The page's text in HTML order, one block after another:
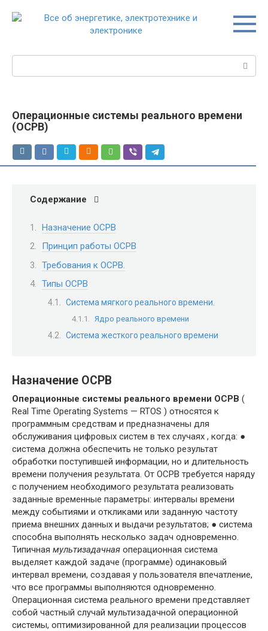
Операционные системы реального времени
(ОСРВ)
Содержание
Назначение ОСРВ
Принцип работы ОСРВ
Требования к ОСРВ.
Типы ОСРВ
Система мягкого реального времени.
Ядро реального времени
Система жесткого реального времени
Назначение ОСРВ
Операционные системы реального времени ОСРВ (
Real Time Operating Systems — RTOS ) относятся к
программным средствам и предназна­чены для
обслуживания цифровых систем в тех случаях , когда: ●
система должна обеспечить не только результат
обработки поступившей ин­формации, но и длительность
времени получения результата. От ОСРВ требу­ется наряду
с получением необходимого результата реализовать
заданные временные параметры: интервалы времени
между событиями и откликами или заданную частоту
приема внешних данных и выдачи результатов; ● система
способна выполнять несколько задач одновременно.
Типичная муль­тизадачная операционная система
выделяет каждой задаче (программе) оди­наковый
интервал времени, создавая у пользователя впечатление,
что все программы выполняются одновременно.
Операционная система реального времени представляет
собой частный случай мультизадачной операционной
системы, оптимизированной для реализации процессов